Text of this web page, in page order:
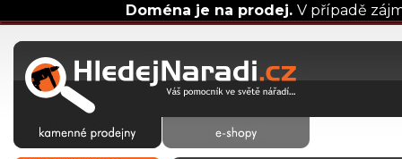
Doména je na prodej. V případě